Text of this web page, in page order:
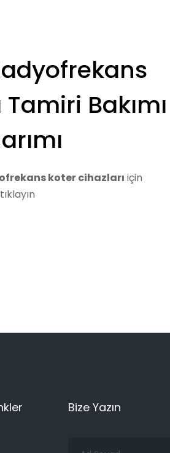
Bakımı
koter cihazları için
Bize Yazın